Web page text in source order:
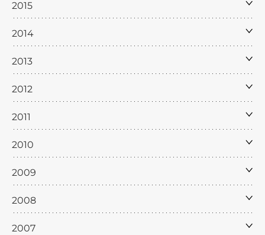
2015
2014
2013
2012
2011
2010
2009
2008
2007